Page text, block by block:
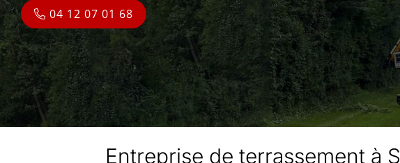
04 12 07 01 68
04 12 07 01 68
Entreprise de terrassement à